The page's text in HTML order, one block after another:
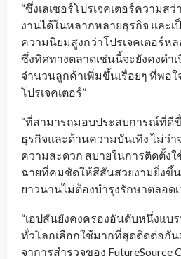
“ซึ่งเลเซอร์โปรเจคเตอร์ความส
งานได้ในหลากหลายธุรกิจ และ
ความนิยมสูงกว่าโปรเจคเตอร์ห
ซึ่งทิศทางตลาดเช่นนี้จะยังคงดำ
จำนวนลูกค้าเพิ่มขึ้นเรื่อยๆ ที่พอใ
โปรเจคเตอร์”
“ที่สามารถมอบประสบการณ์ที่ดี
ธุรกิจและด้านความบันเทิง ไม่ว่า
ความสะดวก สบายในการติดตั้ง
ฉายที่คมชัดให้สีสันสวยงามยิ่งขึ้
ยาวนานไม่ต้องบำรุงรักษาตลอดเ
“เอปสันยังคงครองอันดับหนึ่งแบ
ทั่วโลกเลือกใช้มากที่สุดติดต่อกั
จาการสำรวจของ FutureSource